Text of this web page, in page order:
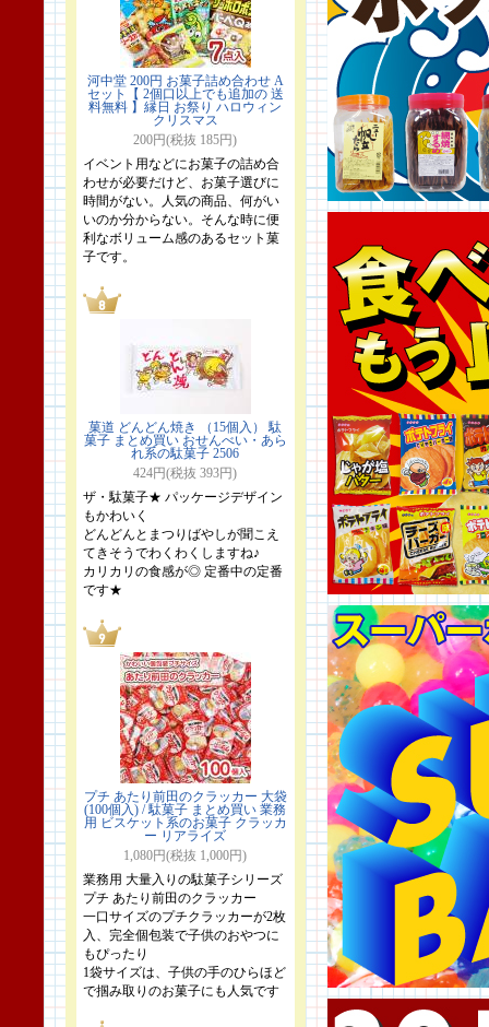
河中堂 200円 お菓子詰め合わせ A
セット【 2個口以上でも追加の 送
料無料 】縁日 お祭り ハロウィン
クリスマス
200円(税抜 185円)
イベント用などにお菓子の詰め合
わせが必要だけど、お菓子選びに
時間がない。人気の商品、何がい
いのか分からない。そんな時に便
利なボリューム感のあるセット菓
子です。
菓道 どんどん焼き （15個入） 駄
菓子 まとめ買い おせんべい・あら
れ系の駄菓子 2506
424円(税抜 393円)
ザ・駄菓子★ パッケージデザイン
もかわいく
どんどんとまつりばやしが聞こえ
てきそうでわくわくしますね♪
カリカリの食感が◎ 定番中の定番
です★
プチ あたり前田のクラッカー 大袋
(100個入) / 駄菓子 まとめ買い 業務
用 ビスケット系のお菓子 クラッカ
ー リアライズ
1,080円(税抜 1,000円)
業務用 大量入りの駄菓子シリーズ
プチ あたり前田のクラッカー
一口サイズのプチクラッカーが2枚
入、完全個包装で子供のおやつに
もぴったり
1袋サイズは、子供の手のひらほど
で掴み取りのお菓子にも人気です